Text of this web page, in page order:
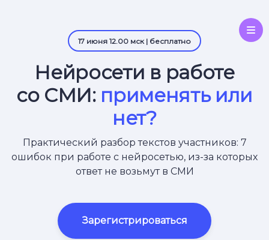
17 июня 12.00 мск | бесплатно
Нейросети в работе
со СМИ: применять или
нет?
Практический разбор текстов участников: 7
ошибок при работе с нейросетью, из-за которых
ответ не возьмут в СМИ
Зарегистрироваться